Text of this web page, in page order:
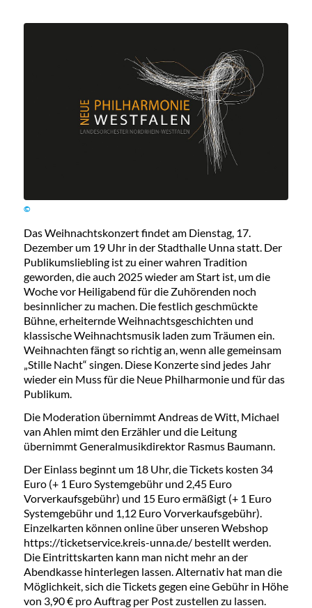
©
Das Weihnachtskonzert findet am Dienstag, 17.
Dezember um 19 Uhr in der Stadthalle Unna statt. Der
Publikumsliebling ist zu einer wahren Tradition
geworden, die auch 2025 wieder am Start ist, um die
Woche vor Heiligabend für die Zuhörenden noch
besinnlicher zu machen. Die festlich geschmückte
Bühne, erheiternde Weihnachtsgeschichten und
klassische Weihnachtsmusik laden zum Träumen ein.
Weihnachten fängt so richtig an, wenn alle gemeinsam
„Stille Nacht“ singen. Diese Konzerte sind jedes Jahr
wieder ein Muss für die Neue Philharmonie und für das
Publikum.
Die Moderation übernimmt Andreas de Witt, Michael
van Ahlen mimt den Erzähler und die Leitung
übernimmt Generalmusikdirektor Rasmus Baumann.
Der Einlass beginnt um 18 Uhr, die Tickets kosten 34
Euro (+ 1 Euro Systemgebühr und 2,45 Euro
Vorverkaufsgebühr) und 15 Euro ermäßigt (+ 1 Euro
Systemgebühr und 1,12 Euro Vorverkaufsgebühr).
Einzelkarten können online über unseren Webshop
https://ticketservice.kreis-unna.de/ bestellt werden.
Die Eintrittskarten kann man nicht mehr an der
Abendkasse hinterlegen lassen. Alternativ hat man die
Möglichkeit, sich die Tickets gegen eine Gebühr in Höhe
von 3,90 € pro Auftrag per Post zustellen zu lassen.